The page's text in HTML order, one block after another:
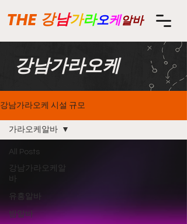
강남가라오케알바
THE
강남가라오케
강남가라오케 시설 규모
All Posts
강남가라오케알
바
유흥알바
밤알바
가라오케알바